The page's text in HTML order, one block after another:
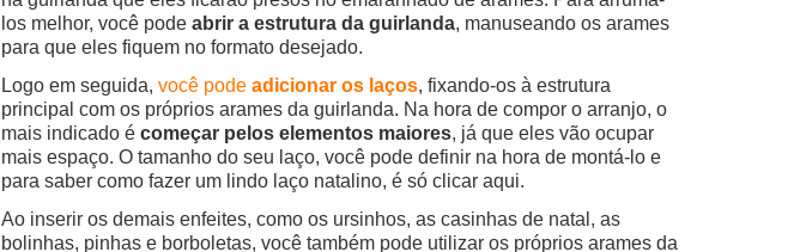
los melhor, você pode abrir a estrutura da guirlanda, manuseando os arames
para que eles fiquem no formato desejado.
Logo em seguida, você pode adicionar os laços, fixando-os à estrutura
principal com os próprios arames da guirlanda. Na hora de compor o arranjo, o
mais indicado é começar pelos elementos maiores, já que eles vão ocupar
mais espaço. O tamanho do seu laço, você pode definir na hora de montá-lo e
para saber como fazer um lindo laço natalino, é só clicar aqui.
Ao inserir os demais enfeites, como os ursinhos, as casinhas de natal, as
bolinhas, pinhas e borboletas, você também pode utilizar os próprios arames da